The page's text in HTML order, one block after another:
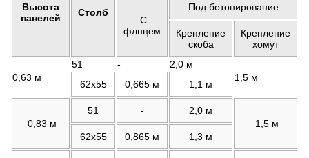
Высота
панелей
Столб
С
флнцем
Под бетонирование
Крепление
скоба
Крепление
хомут
0,63 м
51 -
2,0 м
1,5 м
62х55 0,665 м 1,1 м
0,83 м
51 -
2,0 м
1,5 м
62х55
0,865 м 1,3 м